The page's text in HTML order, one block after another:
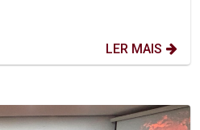
LER MAIS